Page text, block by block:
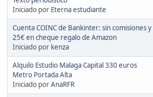
Iniciado por Eterna estudiante
Cuenta COINC de Bankinter: sin comisiones y
25€ en cheque regalo de Amazon
Iniciado por kenza
Alquilo Estudio Malaga Capital 330 euros
Metro Portada Alta
Iniciado porAnaRFR